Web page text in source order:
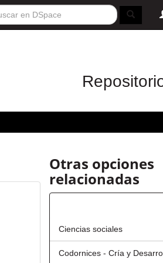
Otras opciones
relacionadas
Ciencias sociales
Codornices - Cría y